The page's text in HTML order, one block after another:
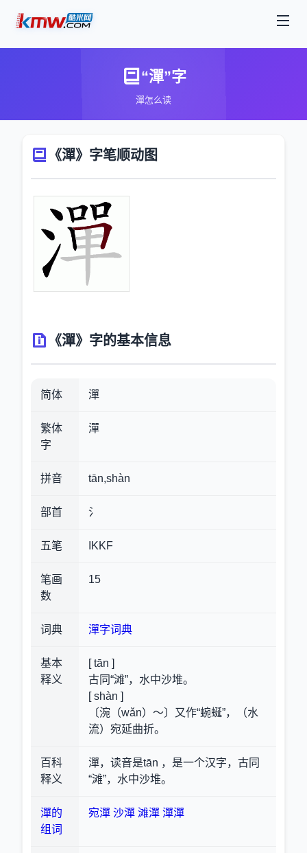
“潬”字
潬怎么读
《潬》字笔顺动图
《潬》字的基本信息
简体 潬
繁体
字
潬
拼音 tān,shàn
部首 氵
五笔 IKKF
笔画
数
15
词典 潬字词典
基本
释义
[ tān ]
古同“滩”，水中沙堆。
[ shàn ]
〔涴（wǎn）～〕又作“蜿蜒”，（水
流）宛延曲折。
百科
释义
潬，读音是tān ，是一个汉字，古同
“滩”，水中沙堆。
潬的
组词
宛潬 沙潬 滩潬 潬潬